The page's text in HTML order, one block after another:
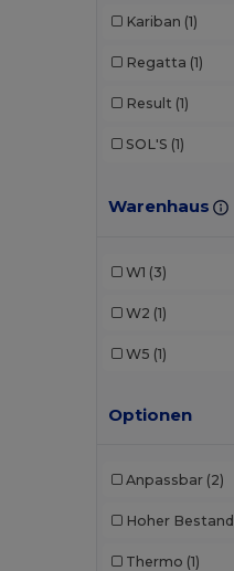
Kariban (1)
Regatta (1)
Result (1)
SOL'S (1)
Warenhaus
W1 (3)
W2 (1)
W5 (1)
Optionen
Anpassbar (2)
Hoher Bestand
Thermo (1)